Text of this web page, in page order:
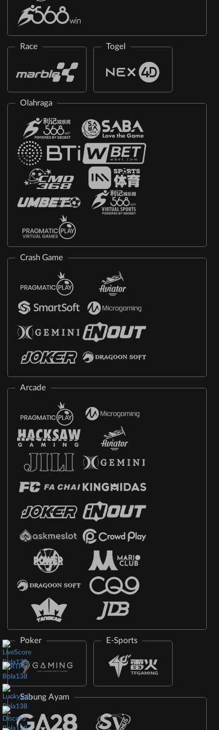
Race Togel
Olahraga
Crash Game
Arcade
Poker E-Sports
Sabung Ayam